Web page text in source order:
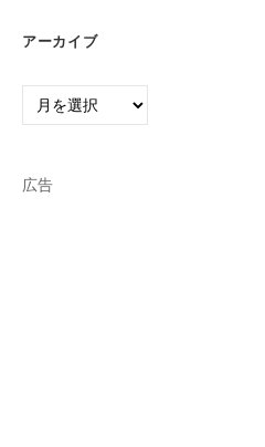
ー
アーカイブ
ア
ブ
広告